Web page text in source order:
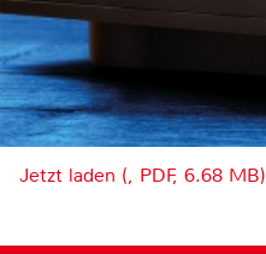
Jetzt laden (, PDF, 6.68 MB)